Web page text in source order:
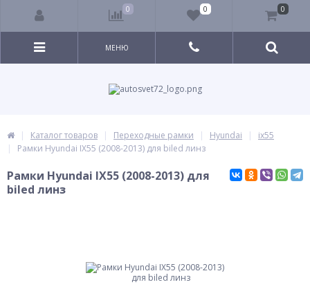
МЕНЮ
Каталог товаров Переходные рамки Hyundai
ix55
Рамки Hyundai IX55 (2008-2013) для biled линз
Рамки Hyundai IX55 (2008-2013) для
biled линз
0 0 0